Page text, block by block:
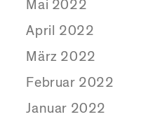
Mai 2022
April 2022
März 2022
Februar 2022
Januar 2022